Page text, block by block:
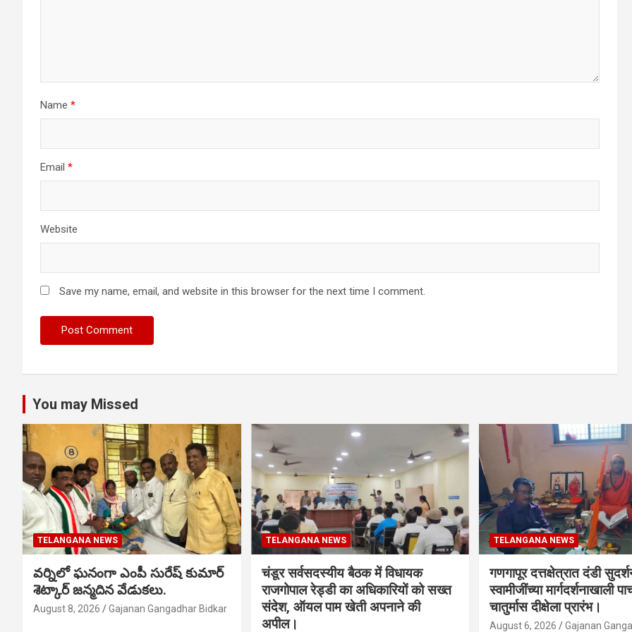
Name *
Email *
Website
Save my name, email, and website in this browser for the next time I comment.
You may Missed
TELANGANA NEWS
వర్నిలో ఘనంగా ఎంపీ సురేష్ కుమార్
శెట్కార్ జన్మదిన వేడుకలు.
August 8, 2026 Gajanan Gangadhar Bidkar
TELANGANA NEWS
चंडूर सर्वसदस्यीय बैठक में विधायक
राजगोपाल रेड्डी का अधिकारियों को सख्त
संदेश, ऑयल पाम खेती अपनाने की
अपील।
TELANGANA NEWS
गणगापूर दत्तक्षेत्रात दंडी
स्वामीजींच्या मार्गदर्शनाखाली
चातुर्मास दीक्षेला प्रारंभ।
August 6, 2026 Gajanan